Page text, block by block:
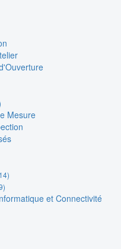
Mesure
et Connectivité